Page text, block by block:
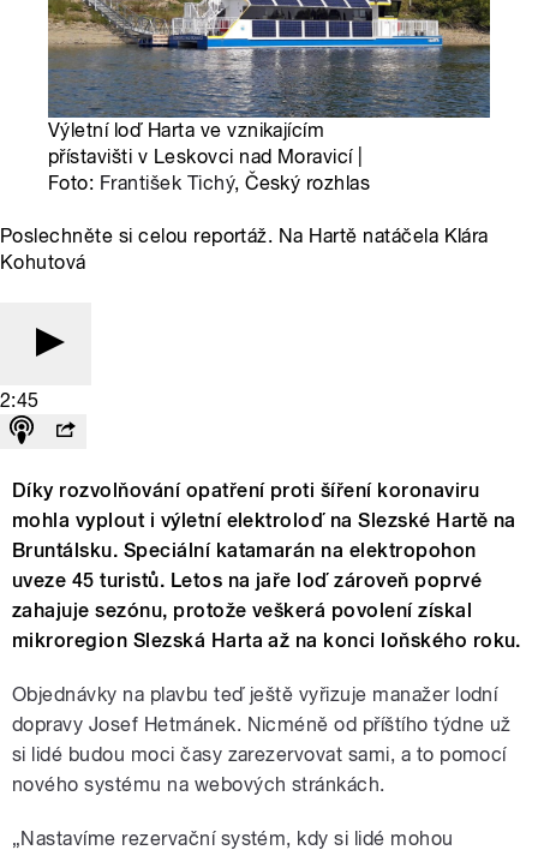
Výletní loď Harta ve vznikajícím
přístavišti v Leskovci nad Moravicí |
Foto: František Tichý, Český rozhlas
Poslechněte si celou reportáž. Na Hartě natáčela Klára
Kohutová
2:45
Díky rozvolňování opatření proti šíření koronaviru
mohla vyplout i výletní elektroloď na Slezské Hartě na
Bruntálsku. Speciální katamarán na elektropohon
uveze 45 turistů. Letos na jaře loď zároveň poprvé
zahajuje sezónu, protože veškerá povolení získal
mikroregion Slezská Harta až na konci loňského roku.
Objednávky na plavbu teď ještě vyřizuje manažer lodní
dopravy Josef Hetmánek. Nicméně od příštího týdne už
si lidé budou moci časy zarezervovat sami, a to pomocí
nového systému na webových stránkách.
„Nastavíme rezervační systém, kdy si lidé mohou